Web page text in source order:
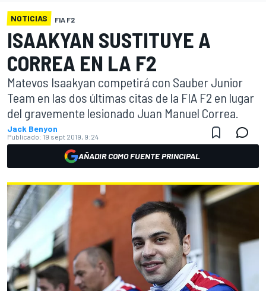
NOTICIAS FIA F2
ISAAKYAN SUSTITUYE A
CORREA EN LA F2
Matevos Isaakyan competirá con Sauber Junior
Team en las dos últimas citas de la FIA F2 en lugar
del gravemente lesionado Juan Manuel Correa.
Jack Benyon
Publicado: 19 sept 2019, 9:24
AÑADIR COMO FUENTE PRINCIPAL